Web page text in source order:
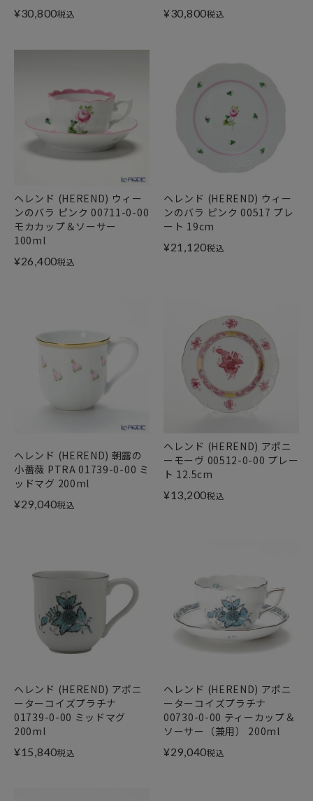
¥30,800税込 ¥30,800税込
ヘレンド (HEREND) ウィー
ンのバラ ピンク 00711-0-00
モカカップ＆ソーサー
100ml
¥26,400税込
ヘレンド (HEREND) ウィー
ンのバラ ピンク 00517 プレ
ート 19cm
¥21,120税込
ヘレンド (HEREND) 朝露の
小薔薇 PTRA 01739-0-00 ミ
ッドマグ 200ml
¥29,040税込
ヘレンド (HEREND) アポニ
ーモーヴ 00512-0-00 プレー
ト 12.5cm
¥13,200税込
ヘレンド (HEREND) アポニ
ーターコイズプラチナ
01739-0-00 ミッドマグ
200ml
¥15,840税込
ヘレンド (HEREND) アポニ
ーターコイズプラチナ
00730-0-00 ティーカップ＆
ソーサー（兼用） 200ml
¥29,040税込